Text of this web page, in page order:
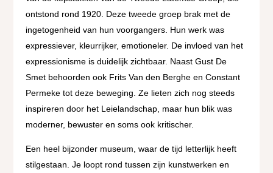
ontstond rond 1920. Deze tweede groep brak met de
ingetogenheid van hun voorgangers. Hun werk was
expressiever, kleurrijker, emotioneler. De invloed van het
expressionisme is duidelijk zichtbaar. Naast Gust De
Smet behoorden ook Frits Van den Berghe en Constant
Permeke tot deze beweging. Ze lieten zich nog steeds
inspireren door het Leielandschap, maar hun blik was
moderner, bewuster en soms ook kritischer.
Een heel bijzonder museum, waar de tijd letterlijk heeft
stilgestaan. Je loopt rond tussen zijn kunstwerken en